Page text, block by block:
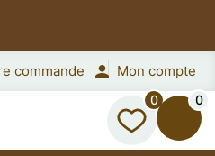
commande Mon compte
0 0